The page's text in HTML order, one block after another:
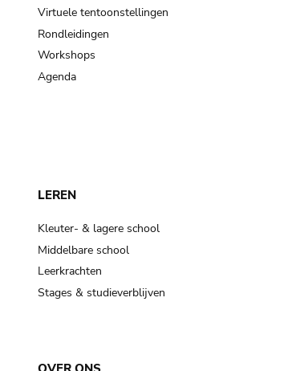
Virtuele tentoonstellingen
Rondleidingen
Workshops
Agenda
LEREN
Kleuter- & lagere school
Middelbare school
Leerkrachten
Stages & studieverblijven